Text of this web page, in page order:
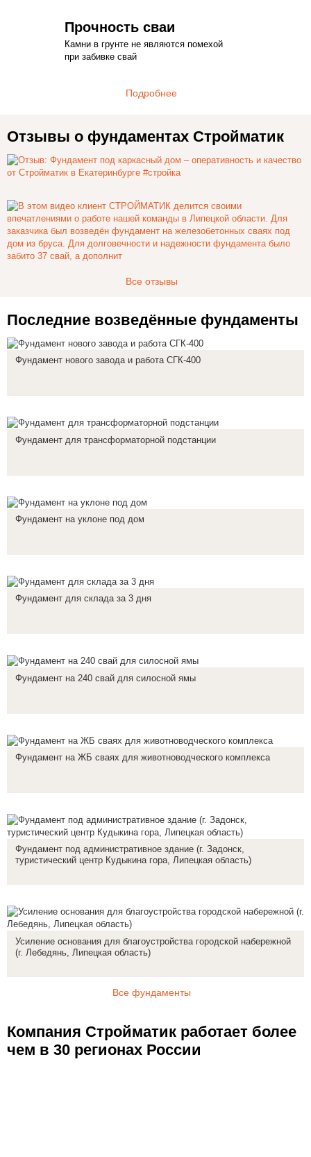
Прочность сваи
Камни в грунте не являются помехой
при забивке свай
Подробнее
Отзывы о фундаментах Стройматик
Все отзывы
Последние возведённые фундаменты
Фундамент нового завода и работа СГК-400
Фундамент для трансформаторной подстанции
Фундамент на уклоне под дом
Фундамент для склада за 3 дня
Фундамент на 240 свай для силосной ямы
Фундамент на ЖБ сваях для животноводческого комплекса
Фундамент под административное здание (г. Задонск,
туристический центр Кудыкина гора, Липецкая область)
Усиление основания для благоустройства городской набережной
(г. Лебедянь, Липецкая область)
Все фундаменты
Компания Стройматик работает более
чем в 30 регионах России